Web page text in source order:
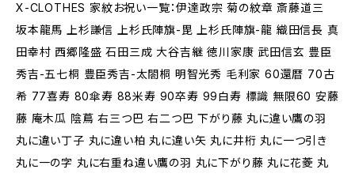
X-CLOTHES 家紋お祝い一覧：伊達政宗 菊の紋章 斎藤道三
坂本龍馬 上杉謙信 上杉氏陣旗-毘 上杉氏陣旗-龍 織田信長 真
田幸村 西郷隆盛 石田三成 大谷吉継 徳川家康 武田信玄 豊臣
秀吉-五七桐 豊臣秀吉-太閤桐 明智光秀 毛利家 60還暦 70古
希 77喜寿 80傘寿 88米寿 90卒寿 99白寿 標識 無限60 安藤
藤 庵木瓜 陰蔦 右三つ巴 右二つ巴 下がり藤 丸に違い鷹の羽
丸に違い丁子 丸に違い柏 丸に違い矢 丸に井桁 丸に一つ引き
丸に一の字 丸に右重ね違い鷹の羽 丸に下がり藤 丸に花菱 丸